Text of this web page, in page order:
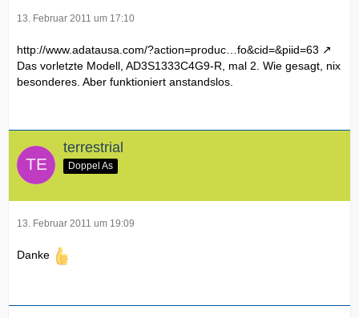
13. Februar 2011 um 17:10
http://www.adatausa.com/?action=produc…fo&cid=&piid=63
Das vorletzte Modell, AD3S1333C4G9-R, mal 2. Wie gesagt, nix
besonderes. Aber funktioniert anstandslos.
terrestrial
Doppel As
13. Februar 2011 um 19:09
Danke